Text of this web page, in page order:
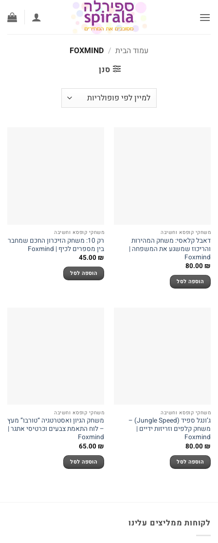
לתוכן
עמוד הבית /
FOXMIND
סנן
משחקי קופסא וחשיבה
דאבל קלאסי: משחק המהירות
והריכוז שמשגע את המשפחה |
Foxmind
80.00₪
הוספה לסל
משחקי קופסא וחשיבה
רק 10: משחק הזיכרון החכם שמחבר
בין מספרים לכיף | Foxmind
45.00₪
הוספה לסל
משחקי קופסא וחשיבה
ג’ונגל ספיד (Jungle Speed) –
משחק קלפים וזריזות ידיים |
Foxmind
80.00₪
הוספה לסל
משחקי קופסא וחשיבה
משחק הגיון ואסטרטגיה “טורבו” מעץ
– לוח התאמת צבעים וכרטיסי אתגר |
Foxmind
65.00₪
הוספה לסל
לקוחות ממליצים עלינו